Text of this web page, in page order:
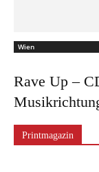
Wien
Rave Up –
Printmagazin